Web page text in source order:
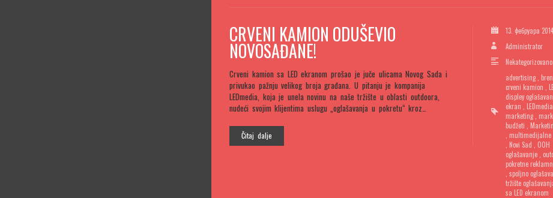
CRVENI KAMION ODUŠEVIO
NOVOSAĐANE!
Crveni kamion sa LED ekranom prošao je juče ulicama Novog Sada i
privukao pažnju velikog broja građana. U pitanju je kompanija
LEDmedia, koja je unela novinu na naše tržište u oblasti outdoora,
nudeći svojim klijentima uslugu „oglašavanja u pokretu“ kroz…
Čitaj dalje
13. фебруара 2014.
Administrator
Nekategorizovano
advertising
crveni kamion
displey
ekran
LEDmedia
marketing
budžeti
multimedijalne
Novi Sad
OOH
oglašavanje
pokretne
spoljno
tržište
sa LED ekranom